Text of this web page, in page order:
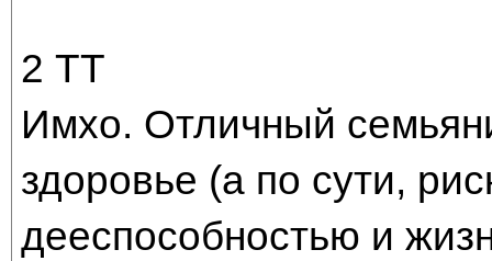
2 ТТ
Имхо. Отличный
здоровье (а по сути,
дееспособностью и